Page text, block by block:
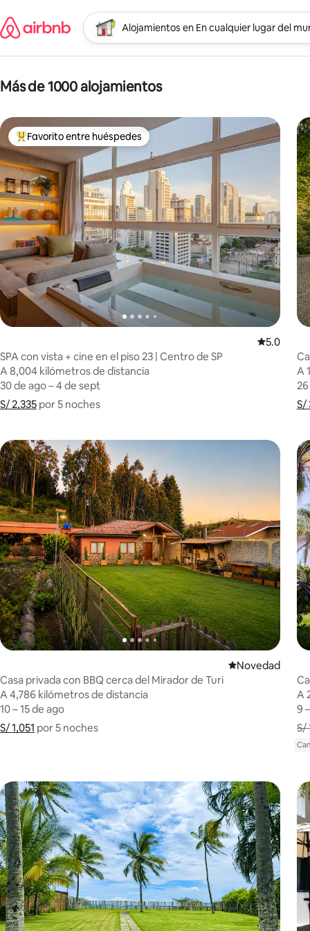
el
contenido
Empieza la búsqueda
Ubicación
Alojamientos en En cualquier lugar del
Resultados de la búsqueda; Más de 1000 alojamientos
Más de 1000 alojamientos
Favorito entre huéspedes preferido
Favorito entre huéspedes
SPA con vista + cine en el piso 23 | Centro de SP
A 8,004 kilómetros de distancia
A 8,004 kilómetros de distancia
30 de ago – 4 de sept
30 de ago – 4 de sept
S/ 2,335 Muestra el desglose del precio
por 5 noches
S/ 2,335 por 5 noches
5.0
A
A
26
26
S/
S/
Casa privada con BBQ cerca del Mirador de Turi
A 4,786 kilómetros de distancia
A 4,786 kilómetros de distancia
10 – 15 de ago
10 – 15 de ago
S/ 1,051 Muestra el desglose del precio
por 5 noches
S/ 1,051 por 5 noches
Lugar para
Novedad
A
A
9
9
S/